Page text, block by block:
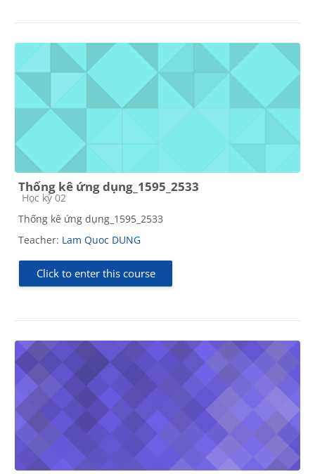
Thống kê ứng dụng_1595_2533
Course category
Học kỳ 02
Thống kê ứng dụng_1595_2533
Teacher: Lam Quoc DUNG
Click to enter this course